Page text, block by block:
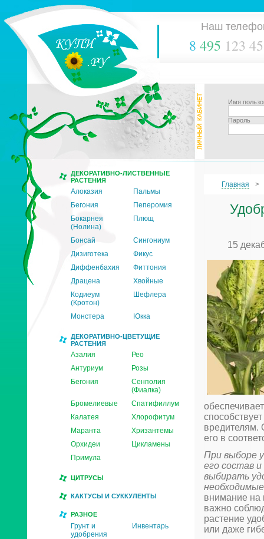
Наш
8 495 123
Имя
Пароль
ДЕКОРАТИВНО-ЛИСТВЕННЫЕ
РАСТЕНИЯ
Алоказия
Пальмы
Бегония
Пеперомия
Бокарнея
(Нолина)
Плющ
Бонсай
Сингониум
Дизиготека
Фикус
Диффенбахия
Фиттония
Драцена
Хвойные
Кодиеум
(Кротон)
Шефлера
Монстера Юкка
ДЕКОРАТИВНО-ЦВЕТУЩИЕ
РАСТЕНИЯ
Азалия
Рео
Антуриум
Розы
Бегония
Сенполия
(Фиалка)
Бромелиевые
Спатифиллум
Калатея
Хлорофитум
Маранта
Хризантемы
Орхидеи
Цикламены
Примула
ЦИТРУСЫ
КАКТУСЫ И СУККУЛЕНТЫ
РАЗНОЕ
Грунт и
удобрения
Инвентарь
Главная
15
вредителям.
его в
При выборе
его состав
выбирать
внимание на
важно
растение
или даже